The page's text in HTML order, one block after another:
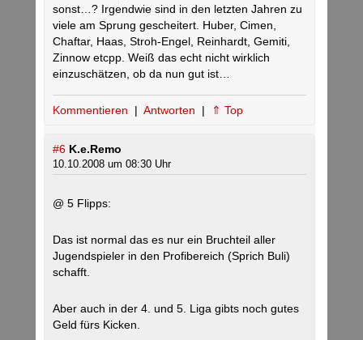
sonst…? Irgendwie sind in den letzten Jahren zu
viele am Sprung gescheitert. Huber, Cimen,
Chaftar, Haas, Stroh-Engel, Reinhardt, Gemiti,
Zinnow etcpp. Weiß das echt nicht wirklich
einzuschätzen, ob da nun gut ist…
Kommentieren | Antworten | ⇑ Top
#6 K.e.Remo
10.10.2008 um 08:30 Uhr
@ 5 Flipps:
Das ist normal das es nur ein Bruchteil aller
Jugendspieler in den Profibereich (Sprich Buli)
schafft.
Aber auch in der 4. und 5. Liga gibts noch gutes
Geld fürs Kicken.